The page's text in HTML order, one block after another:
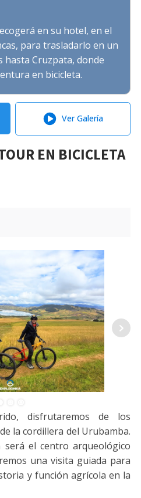
en su hotel, en el
para trasladarlo en un
hasta Cruzpata, donde
en bicicleta.
Ver Galería
EN BICICLETA
disfrutaremos de los
la cordillera del Urubamba.
el centro arqueológico
una visita guiada para
y función agrícola en la